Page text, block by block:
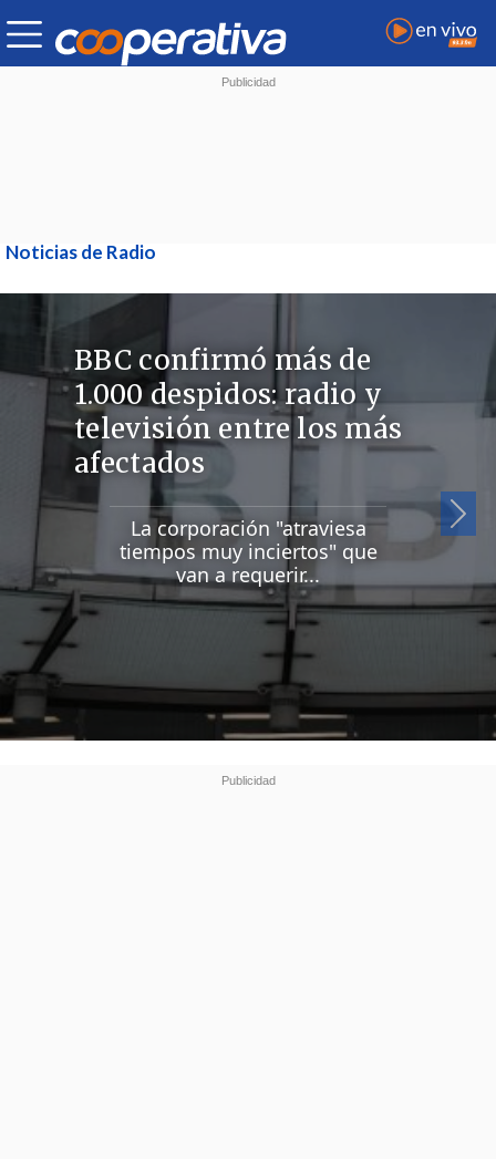
Noticias de Radio
BBC confirmó más de
1.000 despidos: radio y
televisión entre los más
afectados
La corporación "atraviesa
tiempos muy inciertos" que
van a requerir...